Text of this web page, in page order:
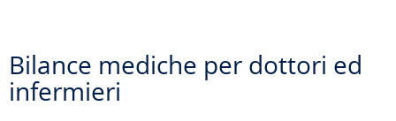
Bilance mediche per dottori ed
infermieri